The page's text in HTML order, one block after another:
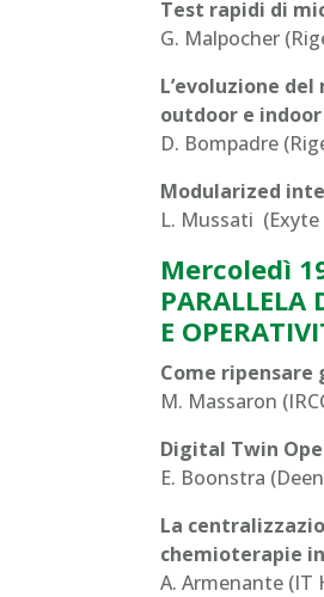
Test rapidi di
G. Malpocher
L’evoluzione
outdoor e
D. Bompadre
Modularized
L. Mussati (Exyte
Mercoledì
PARALLELA
E
Come
M. Massaron
Digital Twin
E. Boonstra
La
chemioterapie
A. Armenante (IT